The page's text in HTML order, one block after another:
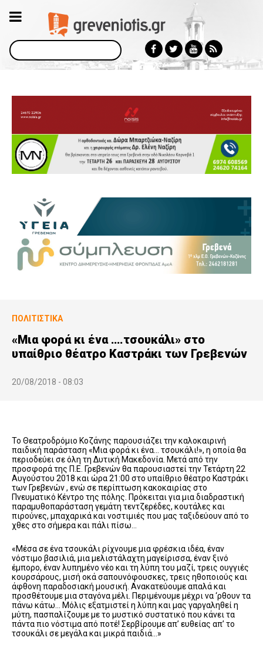
Αναζήτηση
ΠΟΛΙΤΙΣΤΙΚΆ
«Μια φορά κι ένα ….τσουκάλι» στο
υπαίθριο θέατρο Καστράκι των Γρεβενών
20/08/2018 - 08:03
Το Θεατροδρόμιο Κοζάνης παρουσιάζει την καλοκαιρινή
παιδική παράσταση «Μια φορά κι ένα… τσουκάλι!», η οποία θα
περιοδεύει σε όλη τη Δυτική Μακεδονία. Μετά από την
προσφορά της Π.Ε. Γρεβενών θα παρουσιαστεί την Τετάρτη 22
Αυγούστου 2018 και ώρα 21:00 στο υπαίθριο θέατρο Καστράκι
των Γρεβενών , ενώ σε περίπτωση κακοκαιρίας στο
Πνευματικό Κέντρο της πόλης. Πρόκειται για μια διαδραστική
παραμυθοπαράσταση γεμάτη τεντζερέδες, κουτάλες και
πιρούνες, μπαχαρικά και νοστιμιές που μας ταξιδεύουν από το
χθες στο σήμερα και πάλι πίσω…
«Μέσα σε ένα τσουκάλι ρίχνουμε μια φρέσκια ιδέα, έναν
νόστιμο βασιλιά, μια μελιστάλαχτη μαγείρισσα, έναν ξινό
έμπορο, έναν λυπημένο νέο και τη λύπη του μαζί, τρεις ουγγιές
κουρσάρους, μισή οκά σαπουνόφουσκες, τρεις ηθοποιούς και
άφθονη παραδοσιακή μουσική. Ανακατεύουμε απαλά και
προσθέτουμε μια σταγόνα μέλι. Περιμένουμε μέχρι να ‘ρθουν τα
πάνω κάτω… Μόλις εξατμιστεί η λύπη και μας γαργαληθεί η
μύτη, πασπαλίζουμε με το μυστικό συστατικό που κάνει τα
πάντα πιο νόστιμα από ποτέ! Σερβίρουμε απ’ ευθείας απ’ το
τσουκάλι σε μεγάλα και μικρά παιδιά…»